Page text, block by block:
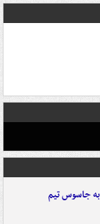
جاسوس تیم